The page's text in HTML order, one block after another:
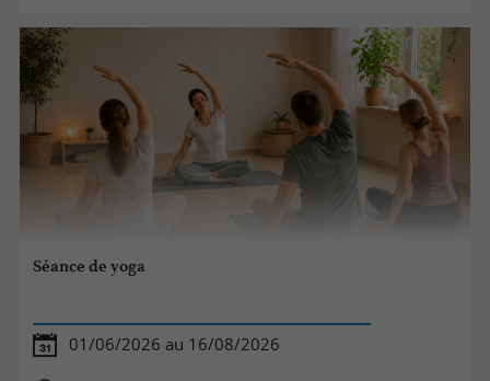
Séance de yoga
01/06/2026 au 16/08/2026